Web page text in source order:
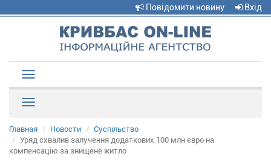
Повідомити новину Вхід
navigation
Главная Новости
Суспільство
Уряд схвалив залучення додаткових 100 млн євро на
компенсацію за знищене житло